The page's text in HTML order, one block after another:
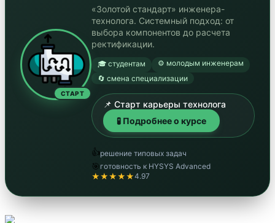
СТАРТ
«Золотой стандарт» инженера-
технолога. Системный подход: от
выбора компонентов до расчета
ректификации.
🎓 студентам
⚙️ молодым инженерам
🔄 смена специализации
📌 Старт карьеры технолога
🧪 Подробнее о курсе
👍решение типовых задач
🎯 готовность к HYSYS Advanced
★★★★★4.97